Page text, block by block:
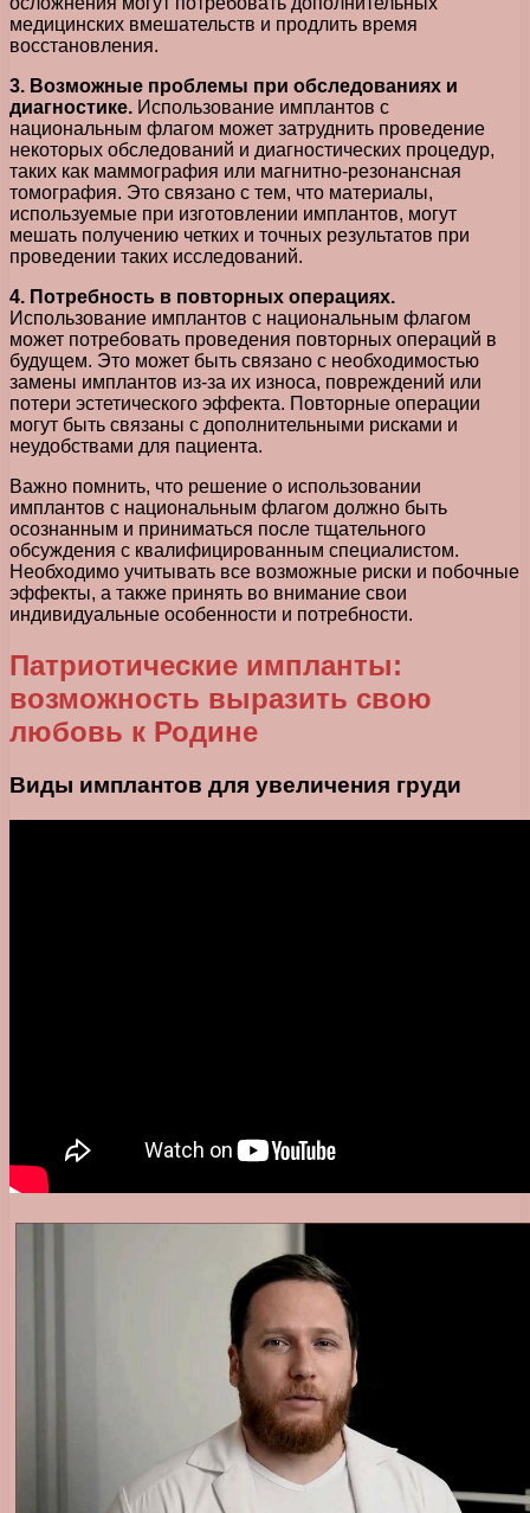
медицинских вмешательств и продлить время
восстановления.
3. Возможные проблемы при обследованиях и
диагностике. Использование имплантов с
национальным флагом может затруднить проведение
некоторых обследований и диагностических процедур,
таких как маммография или магнитно-резонансная
томография. Это связано с тем, что материалы,
используемые при изготовлении имплантов, могут
мешать получению четких и точных результатов при
проведении таких исследований.
4. Потребность в повторных операциях.
Использование имплантов с национальным флагом
может потребовать проведения повторных операций в
будущем. Это может быть связано с необходимостью
замены имплантов из-за их износа, повреждений или
потери эстетического эффекта. Повторные операции
могут быть связаны с дополнительными рисками и
неудобствами для пациента.
Важно помнить, что решение о использовании
имплантов с национальным флагом должно быть
осознанным и приниматься после тщательного
обсуждения с квалифицированным специалистом.
Необходимо учитывать все возможные риски и побочные
эффекты, а также принять во внимание свои
индивидуальные особенности и потребности.
Патриотические импланты:
возможность выразить свою
любовь к Родине
Виды имплантов для увеличения груди